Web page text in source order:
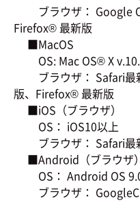
ブラウザ： Google
Firefox® 最新版
■MacOS
OS: Mac OS® X
ブラウザ： Safari最
版、Firefox® 最新版
■iOS（ブラウザ）
OS： iOS10以上
ブラウザ： Safari最
■Android（ブラウザ）
OS： Android OS
ブラウザ：